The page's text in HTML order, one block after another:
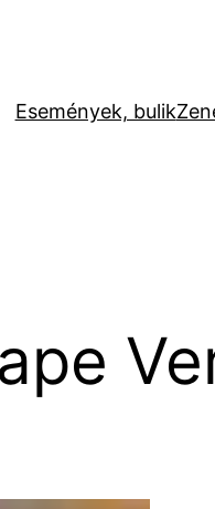
Események, bulik